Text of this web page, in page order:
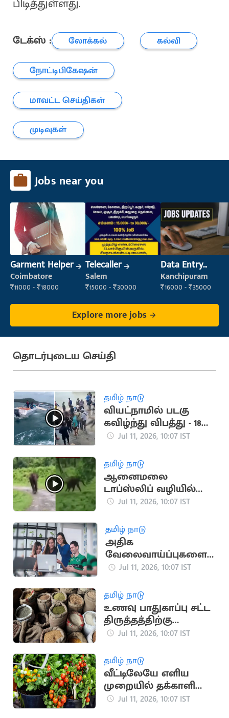
பிடித்துள்ளது.
டேக்ஸ் : லோக்கல்
கல்வி
நோட்டிபிகேஷன்
மாவட்ட செய்திகள்
முடிவுகள்
Jobs near you
Garment Helper
Coimbatore
₹11000 - ₹18000
Telecaller
Salem
₹15000 - ₹30000
Data Entry
Operator
Kanchipuram
₹16000 - ₹35000
Explore more jobs
தொடர்புடைய செய்தி
தமிழ் நாடு
வியட்நாமில் படகு
கவிழ்ந்து விபத்து - 18
இந்தியர்கள் பலி?
Jul 11, 2026, 10:07 IST
தமிழ் நாடு
ஆனைமலை
டாப்ஸ்லிப் வழியில்
சுற்றுலா வாகனத்தை
Jul 11, 2026, 10:07 IST
தமிழ் நாடு
அதிக
வேலைவாய்ப்புகளை
அள்ளித்தரும் டாப் 3
Jul 11, 2026, 10:07 IST
தமிழ் நாடு
உணவு பாதுகாப்பு சட்ட
திருத்தத்திற்கு
தமிழகம், கேரளா
Jul 11, 2026, 10:07 IST
தமிழ் நாடு
வீட்டிலேயே எளிய
முறையில் தக்காளி
வளர்ப்பது எப்படி?
Jul 11, 2026, 10:07 IST